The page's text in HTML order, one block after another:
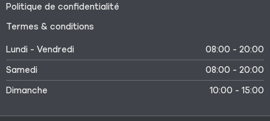
Politique de confidentialité
Termes & conditions
Lundi - Vendredi
08:00 - 20:00
Samedi
08:00 - 20:00
Dimanche
10:00 - 15:00